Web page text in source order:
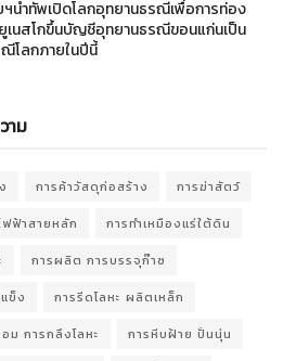
นำทัพเปิดโลกอุทยานธรณีเพื่อการท่อง
ยูเนสโกขึ้นบัญชีอุทยานธรณีขอนแก่นเป็น
โลกภายในปีนี้
าม
การค้าวัสดุก่อสร้าง การฆ่าสัตว์
ฟ้าสายหลัก การทำเหมืองแร่ใต้ดิน
การผลิต การบรรจุก๊าซ
ข็ง การรีดโลหะ ผลิตเหล็ก
ม การกลึงโลหะ การหีบฝ้าย ปั่นนุ่น